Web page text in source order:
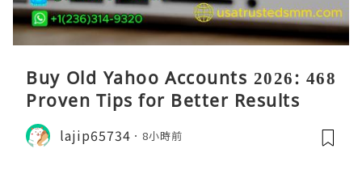
Buy Old Yahoo Accounts 2026: 468
Proven Tips for Better Results
lajip65734 8小時前